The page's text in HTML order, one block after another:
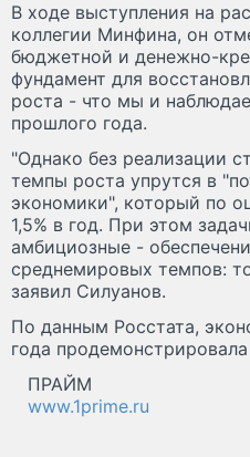
В ходе выступления на
коллегии Минфина, он
бюджетной и денежно-
фундамент для
роста - что мы и
прошлого года.
"Однако без реализации
темпы роста упрутся в
экономики", который по
1,5% в год. При этом
амбициозные -
среднемировых темпов:
заявил Силуанов.
По данным Росстата,
года
ПРАЙМ
www.1prime.ru